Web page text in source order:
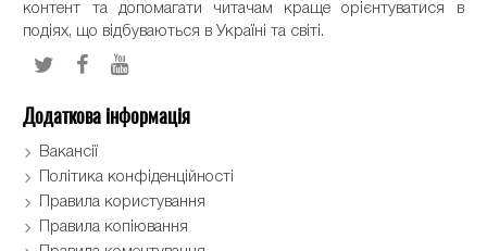
контент та допомагати читачам краще орієнтуватися в
подіях, що відбуваються в Україні та світі.
Додаткова інформація
Вакансії
Політика конфіденційності
Правила користування
Правила копіювання